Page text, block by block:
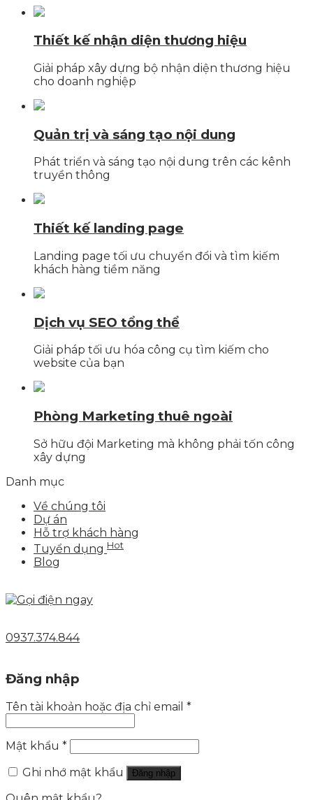
Thiết kế nhận diện thương hiệu
Giải pháp xây dựng bộ nhận diện thương hiệu
cho doanh nghiệp
Quản trị và sáng tạo nội dung
Phát triển và sáng tạo nội dung trên các kênh
truyền thông
Thiết kế landing page
Landing page tối ưu chuyển đổi và tìm kiếm
khách hàng tiềm năng
Dịch vụ SEO tổng thể
Giải pháp tối ưu hóa công cụ tìm kiếm cho
website của bạn
Phòng Marketing thuê ngoài
Sở hữu đội Marketing mà không phải tốn công
xây dựng
Danh mục
Về chúng tôi
Dự án
Hỗ trợ khách hàng
Tuyển dụng Hot
Blog
0937.374.844
Đăng nhập
Tên tài khoản hoặc địa chỉ email *
Mật khẩu *
Ghi nhớ mật khẩu
Đăng nhập